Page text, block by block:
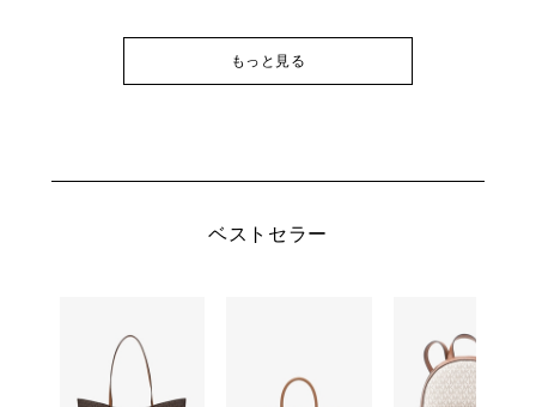
もっと見る
ベストセラー